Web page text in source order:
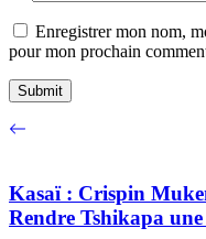
Enregistrer mon nom,
pour mon prochain
Kasaï : Crispin
Rendre Tshikapa